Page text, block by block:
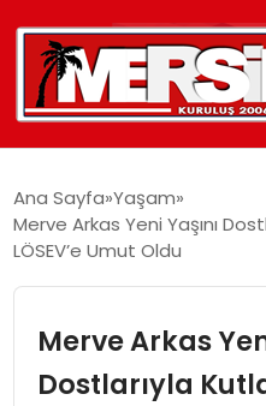
YAŞAM
Ana Sayfa Yaşam
Merve Arkas Yeni Yaşını
LÖSEV’e Umut Oldu
Merve Arkas
Dostlarıyla